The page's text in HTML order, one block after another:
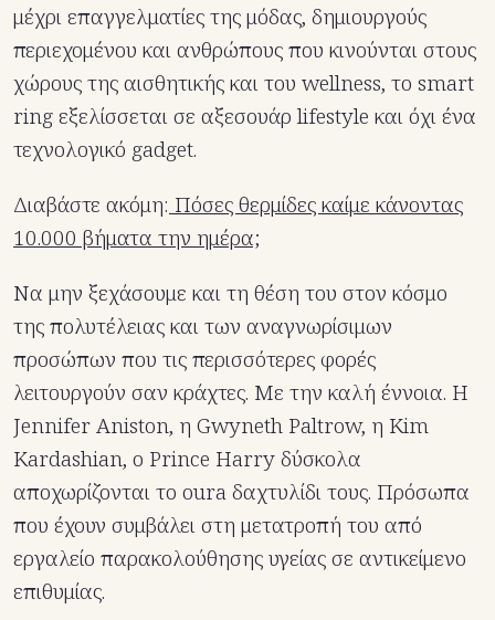
μέχρι επαγγελματίες της μόδας, δημιουργούς
περιεχομένου και ανθρώπους που κινούνται στους
χώρους της αισθητικής και του wellness, το smart
ring εξελίσσεται σε αξεσουάρ lifestyle και όχι ένα
τεχνολογικό gadget.
Διαβάστε ακόμη: Πόσες θερμίδες καίμε κάνοντας
10.000 βήματα την ημέρα;
Να μην ξεχάσουμε και τη θέση του στον κόσμο
της πολυτέλειας και των αναγνωρίσιμων
προσώπων που τις περισσότερες φορές
λειτουργούν σαν κράχτες. Με την καλή έννοια. Η
Jennifer Aniston, η Gwyneth Paltrow, η Kim
Kardashian, ο Prince Harry δύσκολα
αποχωρίζονται το oura δαχτυλίδι τους. Πρόσωπα
που έχουν συμβάλει στη μετατροπή του από
εργαλείο παρακολούθησης υγείας σε αντικείμενο
επιθυμίας.